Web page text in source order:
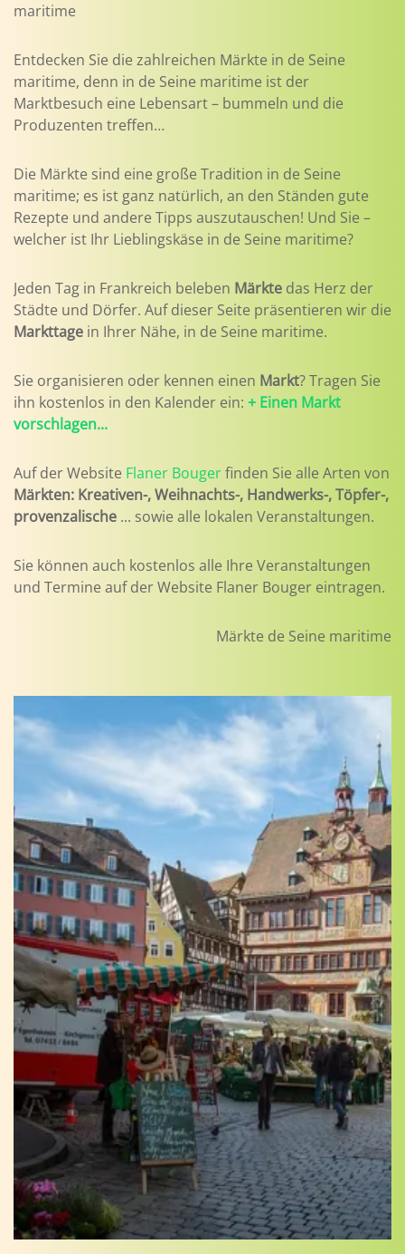
maritime
Entdecken Sie die zahlreichen Märkte in de Seine
maritime, denn in de Seine maritime ist der
Marktbesuch eine Lebensart – bummeln und die
Produzenten treffen…
Die Märkte sind eine große Tradition in de Seine
maritime; es ist ganz natürlich, an den Ständen gute
Rezepte und andere Tipps auszutauschen! Und Sie –
welcher ist Ihr Lieblingskäse in de Seine maritime?
Jeden Tag in Frankreich beleben Märkte das Herz der
Städte und Dörfer. Auf dieser Seite präsentieren wir die
Markttage in Ihrer Nähe, in de Seine maritime.
Sie organisieren oder kennen einen Markt? Tragen Sie
ihn kostenlos in den Kalender ein: + Einen Markt
vorschlagen...
Auf der Website Flaner Bougerfinden Sie alle Arten von
Märkten: Kreativen-, Weihnachts-, Handwerks-, Töpfer-,
provenzalische ... sowie alle lokalen Veranstaltungen.
Sie können auch kostenlos alle Ihre Veranstaltungen
und Termine auf der Website Flaner Bouger eintragen.
Märkte de Seine maritime